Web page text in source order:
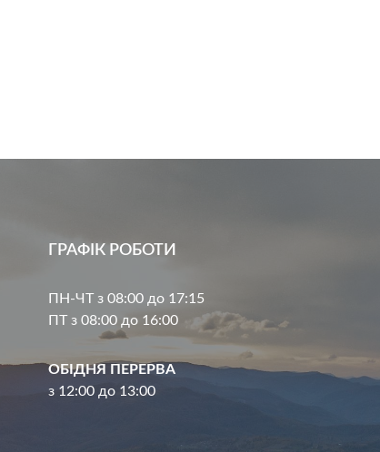
ГРАФІК РОБОТИ
ПН-ЧТ з 08:00 до 17:15
ПТ з 08:00 до 16:00
ОБІДНЯ ПЕРЕРВА
з 12:00 до 13:00